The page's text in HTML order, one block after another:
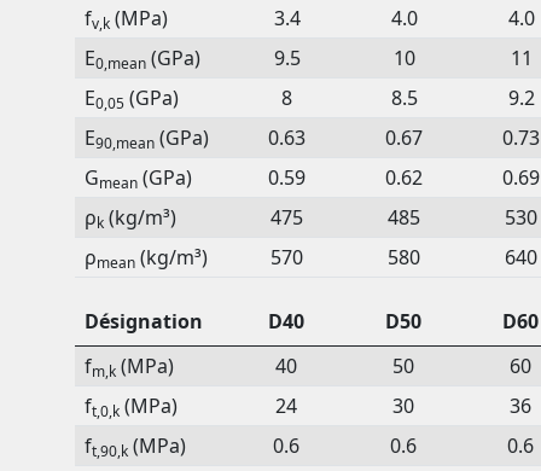
fv,k (MPa) 3.4 4.0
4.0
E0,mean (GPa) 9.5 10
11
E0,05 (GPa) 8 8.5
9.2
E90,mean (GPa) 0.63 0.67
0.73
Gmean (GPa) 0.59 0.62
0.69
ρk (kg/m³) 475 485
530
ρmean (kg/m³) 570 580 640
Désignation D40 D50
D60
fm,k (MPa) 40 50
60
ft,0,k (MPa) 24 30
36
ft,90,k (MPa) 0.6 0.6
0.6